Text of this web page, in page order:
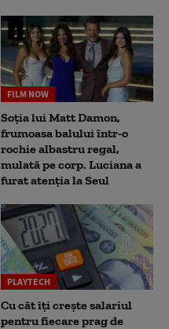
FILM NOW
Soția lui Matt Damon,
frumoasa balului într-o
rochie albastru regal,
mulată pe corp. Luciana a
furat atenția la Seul
PLAYTECH
Cu cât îți crește salariul
pentru fiecare prag de